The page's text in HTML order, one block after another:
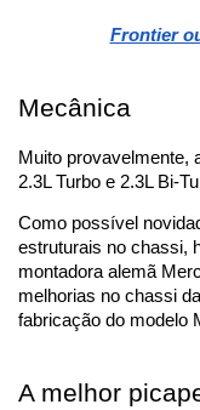
Frontier
Mecânica
Muito provavelmente,
2.3L Turbo e 2.3L Bi-
Como possível
estruturais no chassi,
montadora alemã
melhorias no chassi
fabricação do modelo
A melhor